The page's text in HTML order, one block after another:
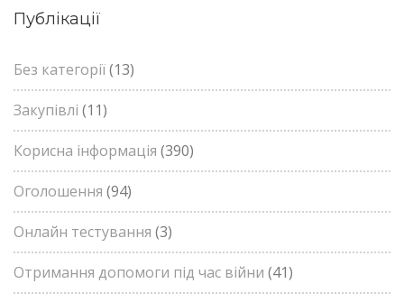
Публікації
Без категорії(13)
Закупівлі (11)
Корисна інформація (390)
Оголошення (94)
Онлайн тестування (3)
Отримання допомоги під час війни (41)